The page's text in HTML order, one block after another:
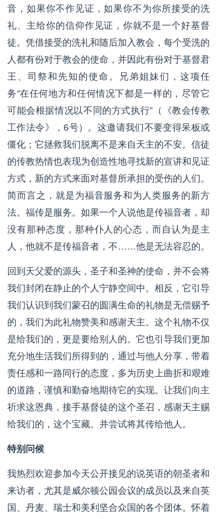
音，如果你不作见证，如果你不为你所接受的洗
礼、主给你的信仰作见证，你就不是一个好基督
徒。凭借接受的洗礼和随后加入教会，每个受洗的
人都有份对于教会的使命，并因此有份对于基督君
王、司祭和先知的使命。兄弟姐妹们，这项任
务“在任何地方和任何情况下都是一样的，尽管它
可能会根据情况以不同的方式执行”（《教会传教
工作法令》，6号）。这邀请我们不要变得呆板或
僵化；它拯救我们脱离不是来自天主的不安。信徒
的传教热情也表现为创造性地寻找新的宣讲和见证
方式，新的方式来面对基督所承担的受伤的人们。
简而言之，就是为福音服务和为人类服务的新方
法。福传是服务。如果一个人说他是传福音者，却
没有那种态度，那种仆人的心态，而自认为是主
人，他就不是传福音者，不……他是无法容忍的。
回到天父爱的源头，圣子和圣神的使命，并不会将
我们封闭在静止的个人宁静空间中。相反，它引导
我们认识到我们蒙召的圆满生命的礼物是无偿赐予
的，我们为此礼物赞美和感谢天主。这个礼物不仅
是给我们的，更是要给别人的。它也引导我们更加
充分地生活我们所得到的，通过与他人分享，带着
责任感和一路同行的态度，多为历史上曲折和艰难
的道路，谨慎和勤奋地期待它的实现。让我们向主
祈求这恩典，接手基督徒的这个圣召，感谢天主赐
给我们的，这个宝藏。并尝试将其传给他人。
特别问候
我热烈欢迎参加今天公开接见的说英语的朝圣者和
来访者，尤其是威尔顿公园会议的成员以及来自英
国、丹麦、瑞士和美利坚合众国的各个团体。怀着